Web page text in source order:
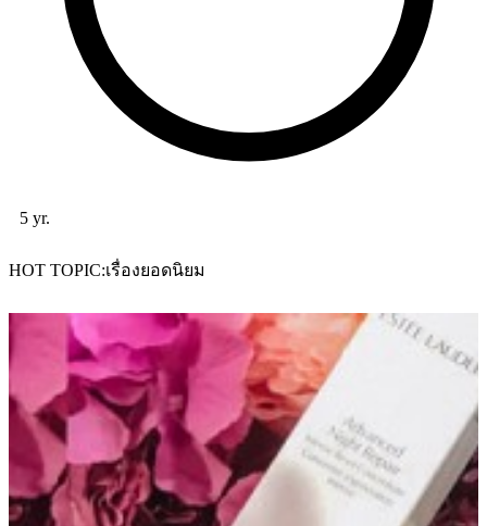
5 yr.
HOT TOPIC เรื่องยอดนิยม